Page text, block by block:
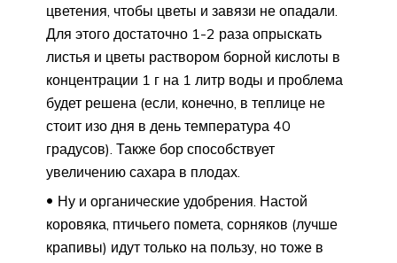
цветения, чтобы цветы и завязи не опадали.
Для этого достаточно 1-2 раза опрыскать
листья и цветы раствором борной кислоты в
концентрации 1 г на 1 литр воды и проблема
будет решена (если, конечно, в теплице не
стоит изо дня в день температура 40
градусов). Также бор способствует
увеличению сахара в плодах.
Ну и органические удобрения. Настой
коровяка, птичьего помета, сорняков (лучше
крапивы) идут только на пользу, но тоже в